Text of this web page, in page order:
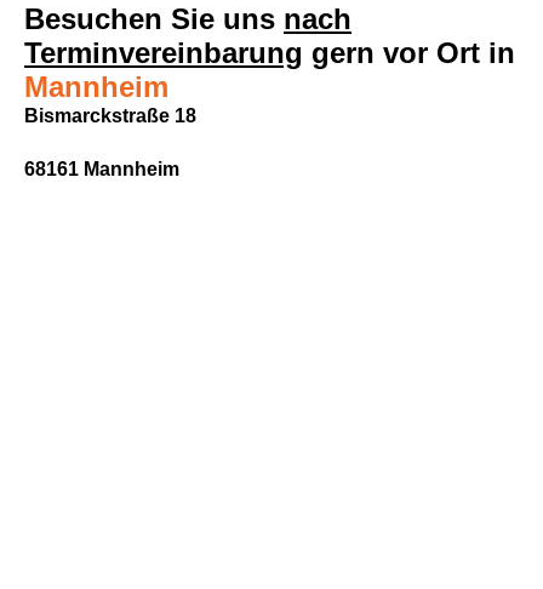
Besuchen Sie uns nach
Terminvereinbarung gern vor Ort in
Mannheim
Bismarckstraße 18
68161 Mannheim